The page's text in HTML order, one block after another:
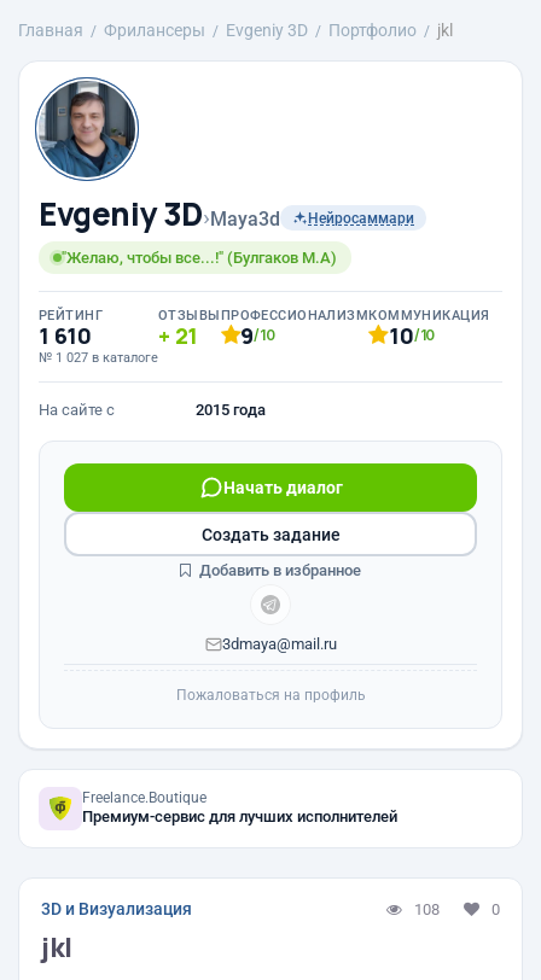
Главная Фрилансеры Evgeniy 3D Портфолио jkl
Evgeniy 3D›Maya3d Нейросаммари
"Желаю, чтобы все...!" (Булгаков М.А)
РЕЙТИНГ
1 610
№ 1 027 в каталоге
ОТЗЫВЫ
21
ПРОФЕССИОНАЛИЗМ
9/10
КОММУНИКАЦИЯ
10/10
На сайте с 2015 года
Начать диалог
3dmaya@mail.ru
Создать задание
Добавить в избранное
Пожаловаться на профиль
Freelance.Boutique
Премиум-сервис для лучших исполнителей
3D и Визуализация 108 0
jkl